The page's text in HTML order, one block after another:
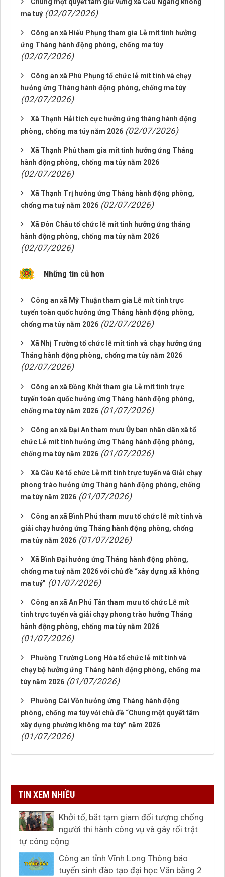
ma tuý (02/07/2026)
Công an xã Hiếu Phụng tham gia Lễ mít tinh hưởng
ứng Tháng hành động phòng, chống ma túy
(02/07/2026)
Công an xã Phú Phụng tổ chức lễ mít tinh và chạy
hưởng ứng Tháng hành động phòng, chống ma túy
(02/07/2026)
Xã Thạnh Hải tích cực hưởng ứng tháng hành động
phòng, chống ma túy năm 2026 (02/07/2026)
Xã Thạnh Phú tham gia mít tinh hưởng ứng Tháng
hành động phòng, chống ma túy năm 2026
(02/07/2026)
Xã Thạnh Trị hưởng ứng Tháng hành động phòng,
chống ma tuý năm 2026 (02/07/2026)
Xã Đôn Châu tổ chức lễ mít tinh hưởng ứng tháng
hành động phòng, chống ma túy năm 2026
(02/07/2026)
Những tin cũ hơn
Công an xã Mỹ Thuận tham gia Lễ mít tinh trực
tuyến toàn quốc hưởng ứng Tháng hành động phòng,
chống ma túy năm 2026 (02/07/2026)
Xã Nhị Trường tổ chức lễ mít tinh và chạy hưởng ứng
Tháng hành động phòng, chống ma túy năm 2026
(02/07/2026)
Công an xã Đồng Khởi tham gia Lễ mít tinh trực
tuyến toàn quốc hưởng ứng Tháng hành động phòng,
chống ma túy năm 2026 (01/07/2026)
Công an xã Đại An tham mưu Ủy ban nhân dân xã tổ
chức Lễ mít tinh hưởng ứng Tháng hành động phòng,
chống ma túy năm 2026 (01/07/2026)
Xã Cầu Kè tổ chức Lễ mít tinh trực tuyến và Giải chạy
phong trào hưởng ứng Tháng hành động phòng, chống
ma túy năm 2026 (01/07/2026)
Công an xã Bình Phú tham mưu tổ chức lễ mít tinh và
giải chạy hưởng ứng Tháng hành động phòng, chống
ma túy năm 2026 (01/07/2026)
Xã Bình Đại hưởng ứng Tháng hành động phòng,
chống ma tuý năm 2026 với chủ đề “xây dựng xã không
ma tuý” (01/07/2026)
Công an xã An Phú Tân tham mưu tổ chức Lễ mít
tinh trực tuyến và giải chạy phong trào hưởng Tháng
hành động phòng, chống ma túy năm 2026
(01/07/2026)
Phường Trường Long Hòa tổ chức lễ mít tinh và
chạy bộ hưởng ứng Tháng hành động phòng, chống ma
túy năm 2026 (01/07/2026)
Phường Cái Vồn hưởng ứng Tháng hành động
phòng, chống ma túy với chủ đề “Chung một quyết tâm
xây dựng phường không ma túy” năm 2026
(01/07/2026)
TIN XEM NHIỀU
Khởi tố, bắt tạm giam đối tượng chống
người thi hành công vụ và gây rối trật
tự công cộng
Công an tỉnh Vĩnh Long Thông báo
tuyển sinh đào tạo đại học Văn bằng 2